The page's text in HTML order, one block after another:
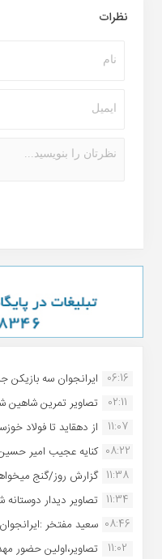
نظرات
06:16 ایرانجوان سه بازیکن
02:11
تصاویر تمرین شاهین
11:07
از دهقاید تا فولاد
08:22 کنایه عجیب امیر
11:38 گزارش روز/گنج
11:34 تصاویر دیدار
08:46 سعید مفتخر
11:02
تصاویر،اولین حضور